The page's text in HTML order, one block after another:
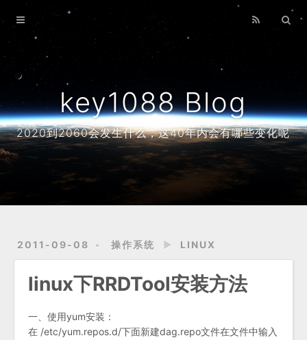
key1088 Blog
2020到2060会发生什么，这40年内会有哪些变化呢
2011-09-08 操作系统 ► LINUX
linux下RRDTool安装方法
一、使用yum安装：
在 /etc/yum.repos.d/下面新建dag.repo文件在文件中输入
Home
About